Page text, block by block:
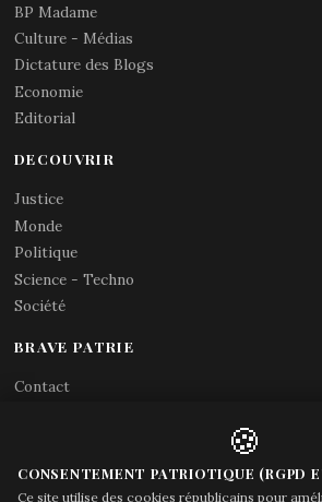
BP Madame
Culture - Médias
Dictature des Blogs
Economie
Editorial
DECOUVRIR
Justice
Monde
Politique
Science - Techno
Société
BRAVE PATRIE
Contact
Acces gouvernement
🍪
CONSENTEMENT PATRIOTIQUE (RGPD
Ce site utilise des cookies républicains pour